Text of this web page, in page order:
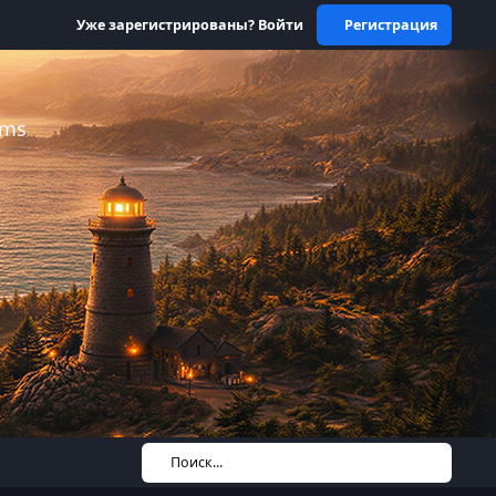
Уже зарегистрированы? Войти Регистрация
Поиск...